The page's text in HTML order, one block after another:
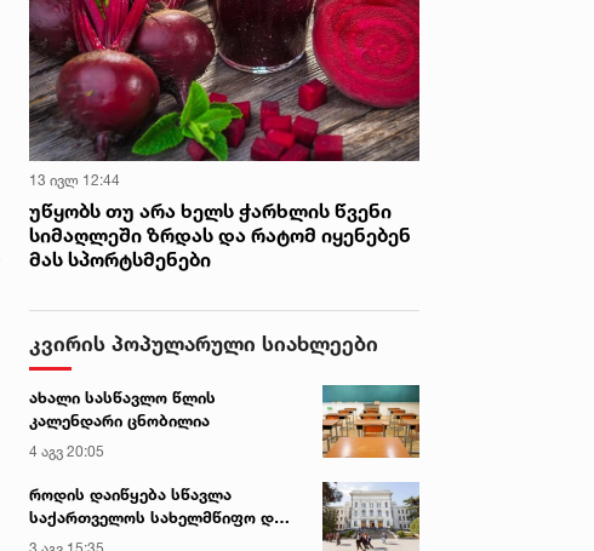
13 ივლ 12:44
უწყობს თუ არა ხელს ჭარხლის წვენი
სიმაღლეში ზრდას და რატომ იყენებენ
მას სპორტსმენები
კვირის პოპულარული სიახლეები
ახალი სასწავლო წლის
კალენდარი ცნობილია
4 აგვ 20:05
როდის დაიწყება სწავლა
საქართველოს სახელმწიფო და
კერძო უნივერსიტეტებში